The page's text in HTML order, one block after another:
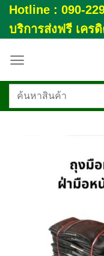
Skip
to
content
Hotline : 090-
บริการส่งฟรี เคร
ค้นหา: